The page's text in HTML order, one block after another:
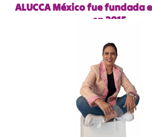
ALUCCA México fue fundada
en 2015